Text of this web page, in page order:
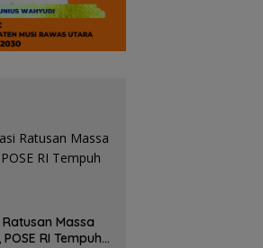
Massa
RI Tempuh